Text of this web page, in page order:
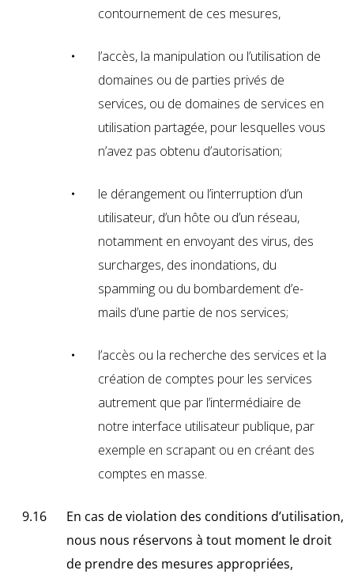
contournement de ces mesures,
l’accès, la manipulation ou l’utilisation de
domaines ou de parties privés de
services, ou de domaines de services en
utilisation partagée, pour lesquelles vous
n’avez pas obtenu d’autorisation;
le dérangement ou l’interruption d’un
utilisateur, d’un hôte ou d’un réseau,
notamment en envoyant des virus, des
surcharges, des inondations, du
spamming ou du bombardement d’e-
mails d’une partie de nos services;
l’accès ou la recherche des services et la
création de comptes pour les services
autrement que par l’intermédiaire de
notre interface utilisateur publique, par
exemple en scrapant ou en créant des
comptes en masse.
En cas de violation des conditions d’utilisation,
nous nous réservons à tout moment le droit
de prendre des mesures appropriées,